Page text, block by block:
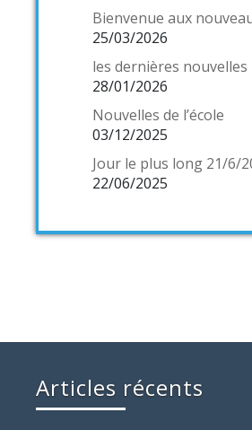
Bienvenue aux
25/03/2026
les dernières nouvelles
28/01/2026
Nouvelles de l’école
03/12/2025
Jour le plus long 21/6/
22/06/2025
Articles récents